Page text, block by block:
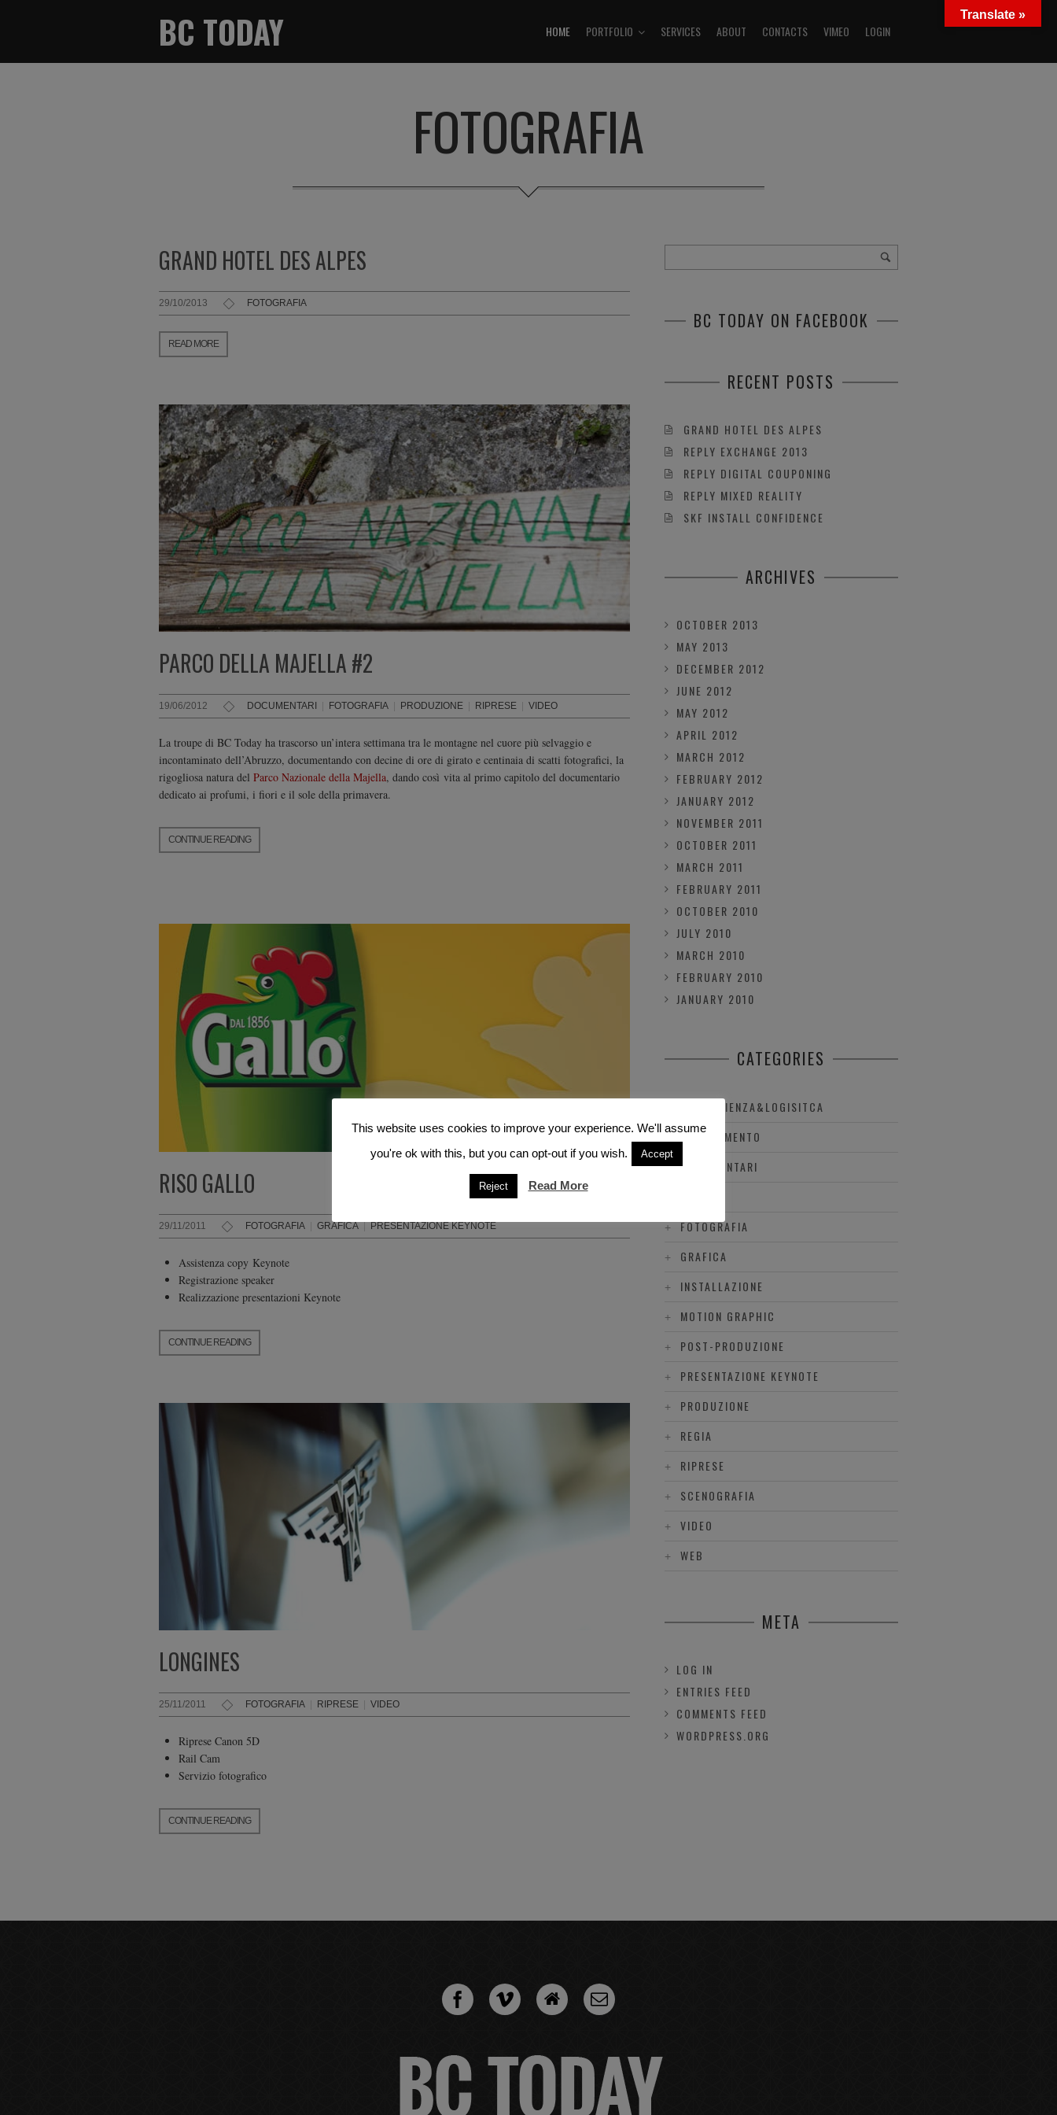
BC TODAY HOME PORTFOLIO SERVICES ABOUT CONTACTS VIMEO LOGIN
FOTOGRAFIA
GRAND HOTEL DES ALPES
29/10/2013 FOTOGRAFIA
READ MORE
PARCO DELLA MAJELLA #2
19/06/2012 DOCUMENTARI FOTOGRAFIA PRODUZIONE RIPRESE VIDEO
La troupe di BC Today ha trascorso un’intera settimana tra le montagne nel cuore più selvaggio e
incontaminato dell’Abruzzo, documentando con decine di ore di girato e centinaia di scatti fotografici, la
rigogliosa natura del Parco Nazionale della Majella, dando così vita al primo capitolo del documentario
dedicato ai profumi, i fiori e il sole della primavera.
CONTINUE READING
RISO GALLO
29/11/2011 FOTOGRAFIA | GRAFICA | PRESENTAZIONE KEYNOTE
Assistenza copy Keynote
Registrazione speaker
Realizzazione presentazioni Keynote
CONTINUE READING
LONGINES
25/11/2011 FOTOGRAFIA RIPRESE VIDEO
Riprese Canon 5D
Rail Cam
Servizio fotografico
CONTINUE READING
BC TODAY ON FACEBOOK
RECENT POSTS
GRAND HOTEL DES ALPES
REPLY EXCHANGE 2013
REPLY DIGITAL COUPONING
REPLY MIXED REALITY
SKF INSTALL CONFIDENCE
ARCHIVES
OCTOBER 2013
MAY 2013
DECEMBER 2012
JUNE 2012
MAY 2012
APRIL 2012
MARCH 2012
FEBRUARY 2012
JANUARY 2012
NOVEMBER 2011
OCTOBER 2011
MARCH 2011
FEBRUARY 2011
OCTOBER 2010
JULY 2010
MARCH 2010
FEBRUARY 2010
JANUARY 2010
CATEGORIES
ACCOGLIENZA&LOGISITCA
ALLESTIMENTO
DOCUMENTARI
FOTOGRAFIA
GRAFICA
INSTALLAZIONE
MOTION GRAPHIC
POST-PRODUZIONE
PRESENTAZIONE KEYNOTE
PRODUZIONE
REGIA
RIPRESE
SCENOGRAFIA
VIDEO
WEB
META
LOG IN
ENTRIES FEED
COMMENTS FEED
WORDPRESS.ORG
This website uses cookies to improve your experience. We'll assume
you're ok with this, but you can opt-out if you wish.
Accept
Reject Read More
Translate »